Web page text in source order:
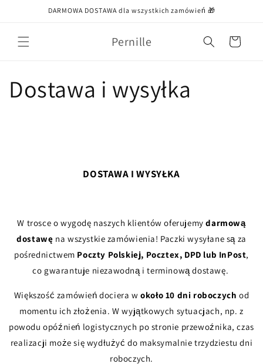
DARMOWA DOSTAWA dla wszystkich zamówień 🎁
Pernille Koszyk
Dostawa i wysyłka
DOSTAWA I WYSYŁKA
W trosce o wygodę naszych klientów oferujemydarmową
dostawę na wszystkie zamówienia! Paczki wysyłane są za
pośrednictwem Poczty Polskiej, Pocztex, DPD lub InPost,
co gwarantuje niezawodną i terminową dostawę.
Większość zamówień dociera wokoło 10 dni roboczych od
momentu ich złożenia. W wyjątkowych sytuacjach, np. z
powodu opóźnień logistycznych po stronie przewoźnika, czas
realizacji może się wydłużyć do maksymalnie trzydziestu dni
roboczych.